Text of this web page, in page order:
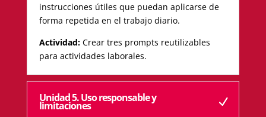
instrucciones útiles que puedan aplicarse de
forma repetida en el trabajo diario.
Actividad:Crear tres prompts reutilizables
para actividades laborales.
Unidad 5. Uso responsable y
limitaciones